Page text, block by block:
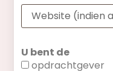
U bent de
opdrachtgever